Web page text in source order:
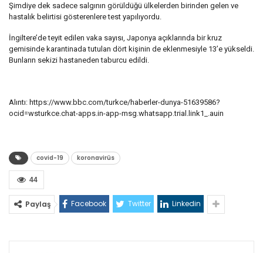
Şimdiye dek sadece salgının görüldüğü ülkelerden birinden gelen ve
hastalık belirtisi gösterenlere test yapılıyordu.
İngiltere’de teyit edilen vaka sayısı, Japonya açıklarında bir kruz
gemisinde karantinada tutulan dört kişinin de eklenmesiyle 13’e yükseldi.
Bunların sekizi hastaneden taburcu edildi.
Alıntı: https://www.bbc.com/turkce/haberler-dunya-51639586?
ocid=wsturkce.chat-apps.in-app-msg.whatsapp.trial.link1_.auin
covid-19 koronavirüs
44
Paylaş Facebook Twitter Linkedin